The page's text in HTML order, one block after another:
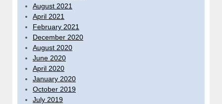
August 2021
April 2021
February 2021
December 2020
August 2020
June 2020
April 2020
January 2020
October 2019
July 2019